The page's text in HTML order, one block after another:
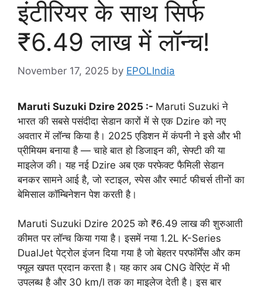
इंटीरियर के साथ सिर्फ
₹6.49 लाख में लॉन्च!
November 17, 2025 by EPOLIndia
Maruti Suzuki Dzire 2025 :- Maruti Suzuki ने
भारत की सबसे पसंदीदा सेडान कारों में से एक Dzire को नए
अवतार में लॉन्च किया है। 2025 एडिशन में कंपनी ने इसे और भी
प्रीमियम बनाया है — चाहे बात हो डिजाइन की, सेफ्टी की या
माइलेज की। यह नई Dzire अब एक परफेक्ट फैमिली सेडान
बनकर सामने आई है, जो स्टाइल, स्पेस और स्मार्ट फीचर्स तीनों का
बेमिसाल कॉम्बिनेशन पेश करती है।
Maruti Suzuki Dzire 2025 को ₹6.49 लाख की शुरुआती
कीमत पर लॉन्च किया गया है। इसमें नया 1.2L K-Series
DualJet पेट्रोल इंजन दिया गया है जो बेहतर परफॉर्मेंस और कम
फ्यूल खपत प्रदान करता है। यह कार अब CNG वेरिएंट में भी
उपलब्ध है और 30 km/l तक का माइलेज देती है। इस बार